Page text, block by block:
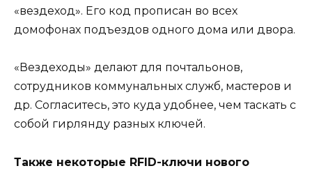
«вездеход». Его код прописан во всех
домофонах подъездов одного дома или двора.
«Вездеходы» делают для почтальонов,
сотрудников коммунальных служб, мастеров и
др. Согласитесь, это куда удобнее, чем таскать с
собой гирлянду разных ключей.
Также некоторые RFID-ключи нового